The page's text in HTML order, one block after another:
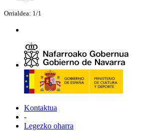
Orrialdea: 1/1
Kontaktua
-
Legezko oharra